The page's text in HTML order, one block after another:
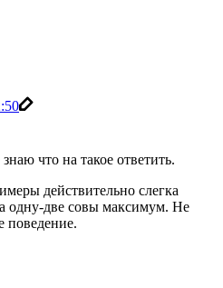
что на такое ответить.
действительно слегка
одну-две совы максимум. Не
поведение.